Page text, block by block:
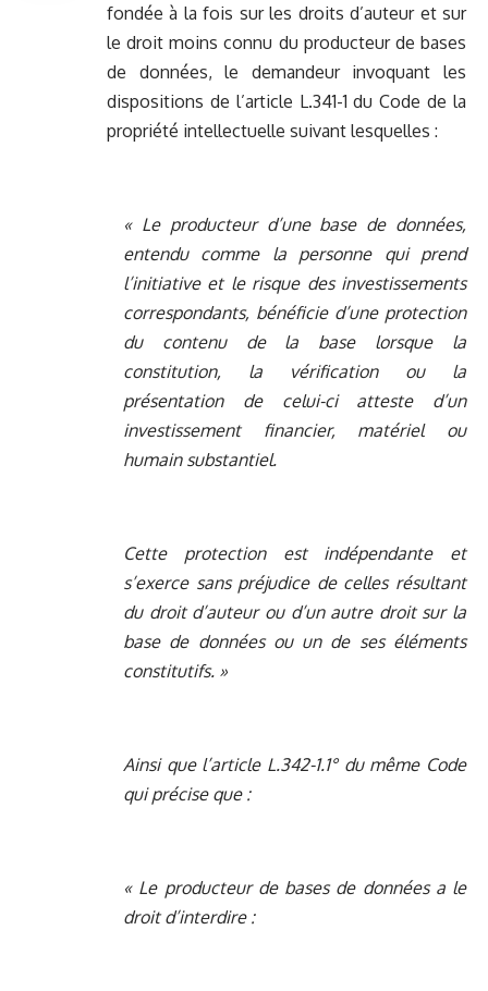
fondée à la fois sur les droits d’auteur et sur
le droit moins connu du producteur de bases
de données, le demandeur invoquant les
dispositions de l’article L.341-1 du Code de la
propriété intellectuelle suivant lesquelles :
« Le producteur d’une base de données,
entendu comme la personne qui prend
l’initiative et le risque des investissements
correspondants, bénéficie d’une protection
du contenu de la base lorsque la
constitution, la vérification ou la
présentation de celui-ci atteste d’un
investissement financier, matériel ou
humain substantiel.
Cette protection est indépendante et
s’exerce sans préjudice de celles résultant
du droit d’auteur ou d’un autre droit sur la
base de données ou un de ses éléments
constitutifs. »
Ainsi que l’article L.342-1.1° du même Code
qui précise que :
« Le producteur de bases de données a le
droit d’interdire :